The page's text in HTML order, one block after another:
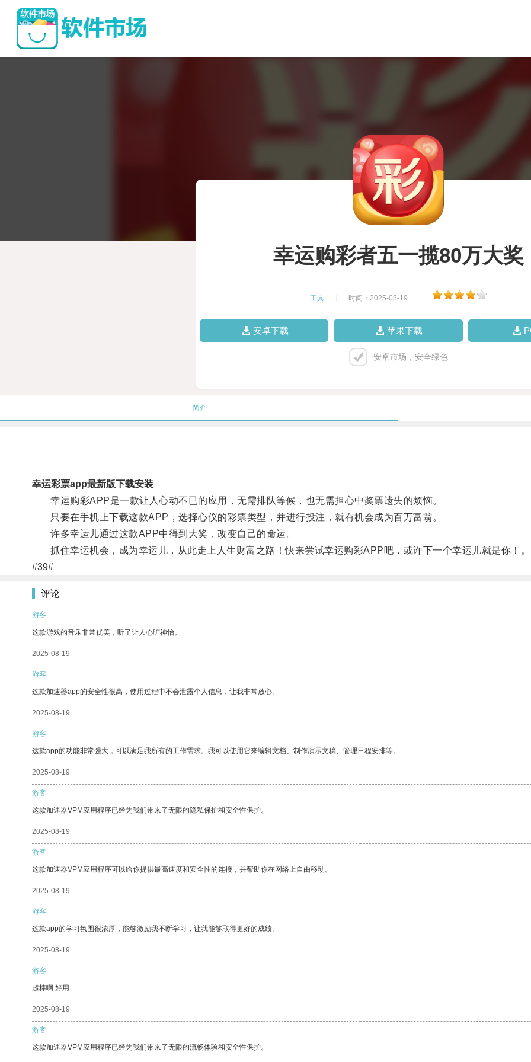
幸运购彩者五一揽80万大奖
工具 时间：2025-08-19
安卓下载 苹果下载
安卓市场，安全绿色
简介
幸运彩票app最新版下载安装
幸运购彩APP是一款让人心动不已的应用，无需排队等候，也无需担心中奖票遗失的烦恼。
只要在手机上下载这款APP，选择心仪的彩票类型，并进行投注，就有机会成为百万富翁。
许多幸运儿通过这款APP中得到大奖，改变自己的命运。
抓住幸运机会，成为幸运儿，从此走上人生财富之路！快来尝试幸运购彩APP吧，或许下一个幸运儿就是你！。
#39#
评论
游客
这款游戏的音乐非常优美，听了让人心旷神怡。
2025-08-19
游客
这款加速器app的安全性很高，使用过程中不会泄露个人信息，让我非常放心。
2025-08-19
游客
这款app的功能非常强大，可以满足我所有的工作需求。我可以使用它来编辑文档、制作演示文稿、管理日程安排等。
2025-08-19
游客
这款加速器VPM应用程序已经为我们带来了无限的隐私保护和安全性保护。
2025-08-19
游客
这款加速器VPM应用程序可以给你提供最高速度和安全性的连接，并帮助你在网络上自由移动。
2025-08-19
游客
这款app的学习氛围很浓厚，能够激励我不断学习，让我能够取得更好的成绩。
2025-08-19
游客
超棒啊 好用
2025-08-19
游客
这款加速器VPM应用程序已经为我们带来了无限的流畅体验和安全性保护。